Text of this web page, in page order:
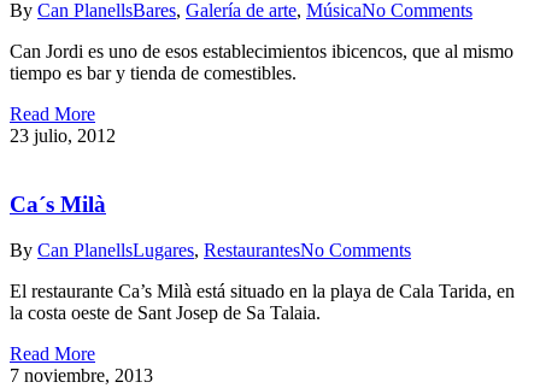
By Can PlanellsBares, Galería de arte, MúsicaNo Comments
Can Jordi es uno de esos establecimientos ibicencos, que al mismo
tiempo es bar y tienda de comestibles.
Read More
23 julio, 2012
Ca´s Milà
By Can PlanellsLugares, RestaurantesNo Comments
El restaurante Ca’s Milà está situado en la playa de Cala Tarida, en
la costa oeste de Sant Josep de Sa Talaia.
Read More
7 noviembre, 2013